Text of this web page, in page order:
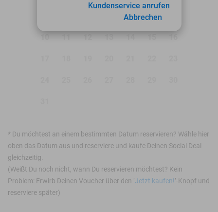
7 8
10
* Du möchtest an einem bestimmten Datum reservieren? Wähle hier
oben das Datum aus und reserviere und kaufe Deinen Social Deal
gleichzeitig.
(Weißt Du noch nicht, wann Du reservieren möchtest? Kein
Problem: Erwirb Deinen Voucher über den ‘Jetzt kaufen!’-Knopf und
reserviere später)
Kundenservice anrufen
Abbrechen